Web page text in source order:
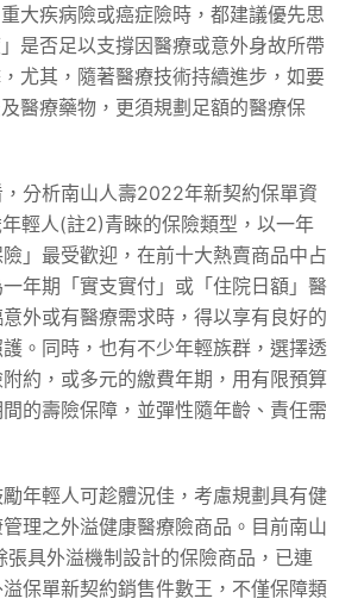
大疾病險或癌症險時，都建議優先思
是否足以支撐因醫療或意外身故所帶
尤其，隨著醫療技術持續進步，如要
醫療藥物，更須規劃足額的醫療保
分析南山人壽2022年新契約保單資
輕人(註2)青睞的保險類型，以一年
」最受歡迎，在前十大熱賣商品中占
年期「實支實付」或「住院日額」醫
外或有醫療需求時，得以享有良好的
。同時，也有不少年輕族群，選擇透
約，或多元的繳費年期，用有限預算
的壽險保障，並彈性隨年齡、責任需
年輕人可趁體況佳，考慮規劃具有健
理之外溢健康醫療險商品。目前南山
張具外溢機制設計的保險商品，已連
保單新契約銷售件數王，不僅保障類